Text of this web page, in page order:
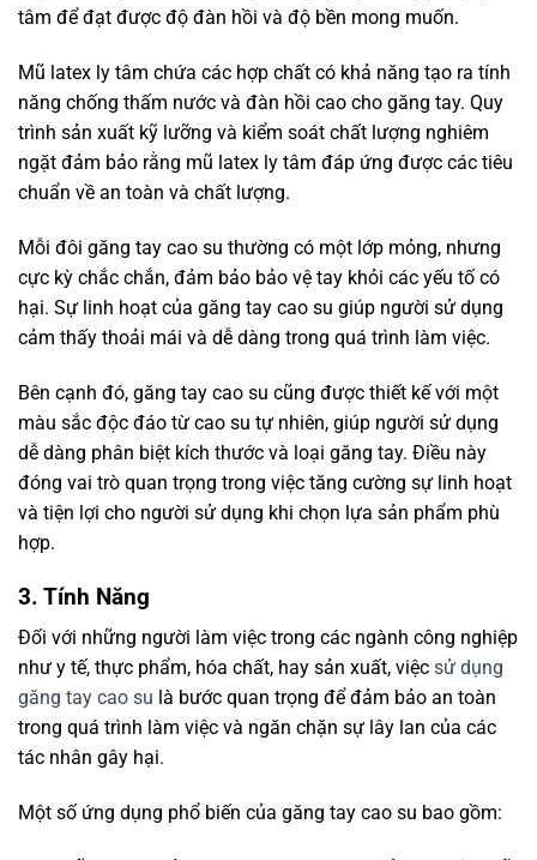
tâm để đạt được độ đàn hồi và độ bền mong muốn.
Mũ latex ly tâm chứa các hợp chất có khả năng tạo ra tính
năng chống thấm nước và đàn hồi cao cho găng tay. Quy
trình sản xuất kỹ lưỡng và kiểm soát chất lượng nghiêm
ngặt đảm bảo rằng mũ latex ly tâm đáp ứng được các tiêu
chuẩn về an toàn và chất lượng.
Mỗi đôi găng tay cao su thường có một lớp mỏng, nhưng
cực kỳ chắc chắn, đảm bảo bảo vệ tay khỏi các yếu tố có
hại. Sự linh hoạt của găng tay cao su giúp người sử dụng
cảm thấy thoải mái và dễ dàng trong quá trình làm việc.
Bên cạnh đó, găng tay cao su cũng được thiết kế với một
màu sắc độc đáo từ cao su tự nhiên, giúp người sử dụng
dễ dàng phân biệt kích thước và loại găng tay. Điều này
đóng vai trò quan trọng trong việc tăng cường sự linh hoạt
và tiện lợi cho người sử dụng khi chọn lựa sản phẩm phù
hợp.
3. Tính Năng
Đối với những người làm việc trong các ngành công nghiệp
như y tế, thực phẩm, hóa chất, hay sản xuất, việc sử dụng
găng tay cao su là bước quan trọng để đảm bảo an toàn
trong quá trình làm việc và ngăn chặn sự lây lan của các
tác nhân gây hại.
Một số ứng dụng phổ biến của găng tay cao su bao gồm: